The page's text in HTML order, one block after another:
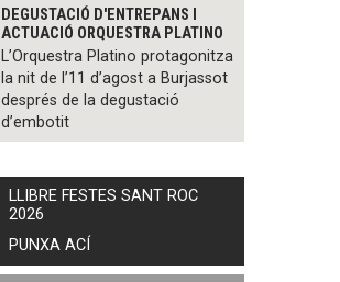
DEGUSTACIÓ D'ENTREPANS I
ACTUACIÓ ORQUESTRA PLATINO
L’Orquestra Platino protagonitza
la nit de l’11 d’agost a Burjassot
després de la degustació
d’embotit
LLIBRE FESTES SANT ROC
2026
PUNXA ACÍ